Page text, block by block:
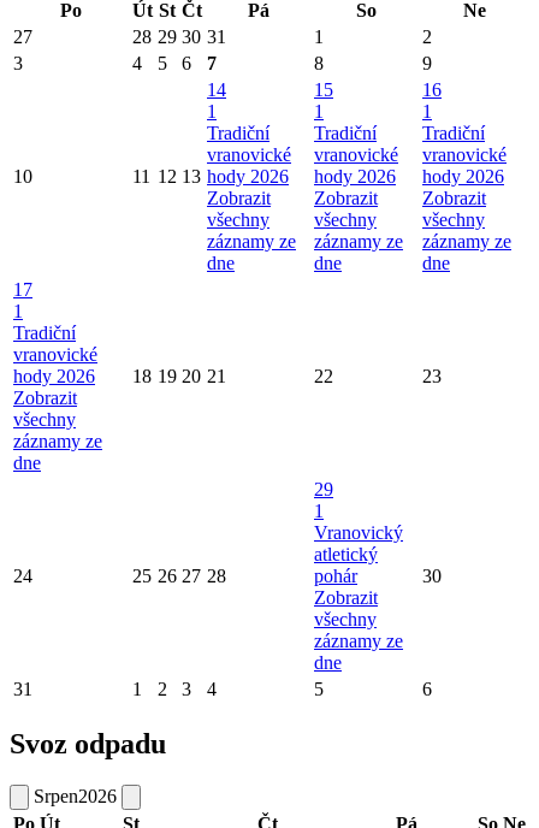
Po
Út St Čt Pá So
Ne
27
28 29 30 31 1
2
3
4 5 6 7 8 9
10 11 12 13
14
1
Tradiční
vranovické
hody 2026
Zobrazit
všechny
záznamy ze
dne
15
1
Tradiční
vranovické
hody 2026
Zobrazit
všechny
záznamy ze
dne
16
1
Tradiční
vranovické
hody 2026
Zobrazit
všechny
záznamy ze
dne
17
1
Tradiční
vranovické
hody 2026
Zobrazit
všechny
záznamy ze
dne
18 19 20 21 22 23
24 25 26 27 28
29
1
Vranovický
atletický
pohár
Zobrazit
všechny
záznamy ze
dne
30
31 1 2 3 4 5 6
Svoz odpadu
Srpen2026
Po Út St Čt Pá So Ne